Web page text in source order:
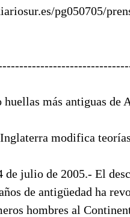
pg050705/
más antiguas de
modifica teorías
de julio de 2005.- El
de antigüedad ha
hombres al